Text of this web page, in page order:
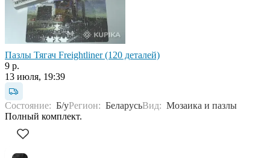
Пазлы Тягач Freightliner (120 деталей)
9 р.
13 июля, 19:39
Состояние: Б/уРегион: БеларусьВид: Мозаика и пазлы
Полный комплект.